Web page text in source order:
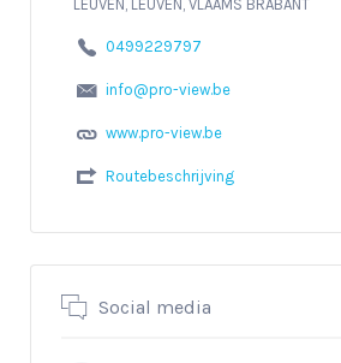
LEUVEN, LEUVEN, VLAAMS BRABANT
0499229797
info@pro-view.be
www.pro-view.be
Routebeschrijving
Social media